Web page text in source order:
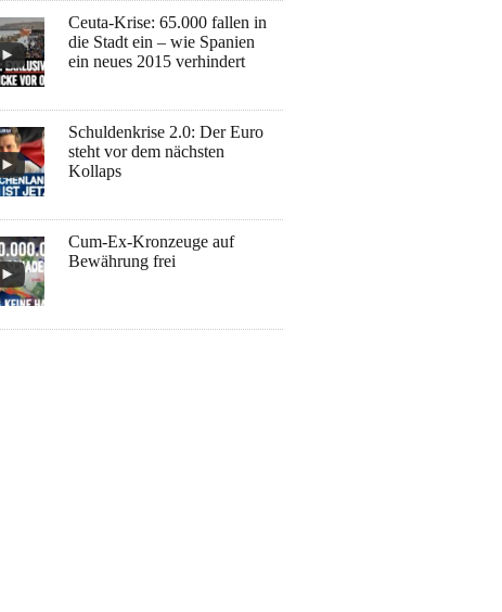
Ceuta-Krise: 65.000 fallen in
die Stadt ein – wie Spanien
ein neues 2015 verhindert
Schuldenkrise 2.0: Der Euro
steht vor dem nächsten
Kollaps
Cum-Ex-Kronzeuge auf
Bewährung frei